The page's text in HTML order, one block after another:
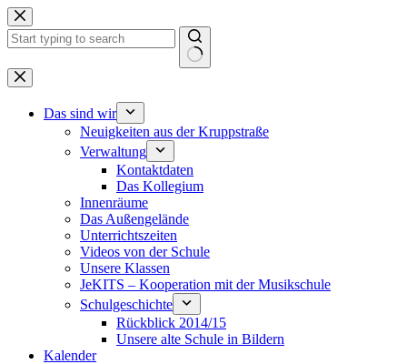
Zum
Inhalt
springen
Keine
Ergebnisse
Das sind wir
Neuigkeiten aus der Kruppstraße
Verwaltung
Kontaktdaten
Das Kollegium
Innenräume
Das Außengelände
Unterrichtszeiten
Videos von der Schule
Unsere Klassen
JeKITS – Kooperation mit der Musikschule
Schulgeschichte
Rückblick 2014/15
Unsere alte Schule in Bildern
Kalender